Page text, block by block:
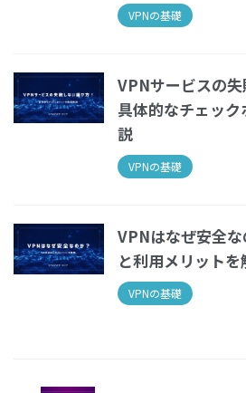
VPNの基礎
VPNサービスの失
具体的なチェッ
説
VPNの基礎
VPNはなぜ安全
と利用メリットを
VPNの基礎